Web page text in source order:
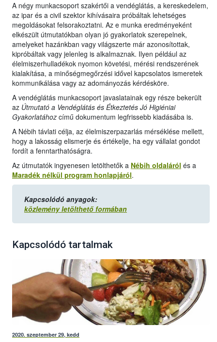
A négy munkacsoport szakértői a vendéglátás, a kereskedelem,
az ipar és a civil szektor kihívásaira próbáltak lehetséges
megoldásokat felsorakoztatni. Az e munka eredményeként
elkészült útmutatókban olyan jó gyakorlatok szerepelnek,
amelyeket hazánkban vagy világszerte már azonosítottak,
kipróbáltak vagy jelenleg is alkalmaznak. Ilyen például az
élelmiszerhulladékok nyomon követési, mérési rendszerének
kialakítása, a minőségmegőrzési idővel kapcsolatos ismeretek
kommunikálása vagy az adományozás kérdésköre.
A vendéglátás munkacsoport javaslatainak egy része bekerült
az Útmutató a Vendéglátás és Étkeztetés Jó Higiéniai
Gyakorlatához című dokumentum legfrissebb kiadásába is.
A Nébih távlati célja, az élelmiszerpazarlás mérséklése mellett,
hogy a lakosság elismerje és értékelje, ha egy vállalat gondot
fordít a fenntarthatóságra.
Az útmutatók ingyenesen letölthetők a Nébih oldaláról és a
Maradék nélkül program honlapjáról.
Kapcsolódó anyagok:
közlemény letölthető formában
Kapcsolódó tartalmak
2020. szeptember 29, kedd